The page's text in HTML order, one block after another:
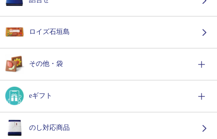
ロイズ石垣島
その他・袋
eギフト
のし対応商品